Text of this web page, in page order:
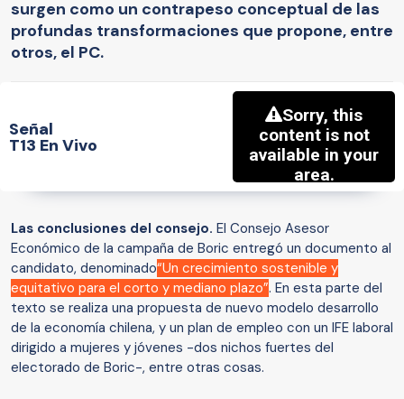
surgen como un contrapeso conceptual de las
profundas transformaciones que propone, entre
otros, el PC.
Señal
T13 En Vivo
Las conclusiones del consejo. El Consejo Asesor
Económico de la campaña de Boric entregó un documento al
candidato, denominado“Un crecimiento sostenible y
equitativo para el corto y mediano plazo”. En esta parte del
texto se realiza una propuesta de nuevo modelo desarrollo
de la economía chilena, y un plan de empleo con un IFE laboral
dirigido a mujeres y jóvenes -dos nichos fuertes del
electorado de Boric-, entre otras cosas.